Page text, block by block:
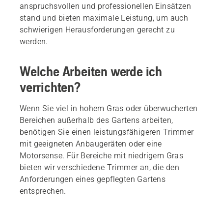
anspruchsvollen und professionellen Einsätzen
stand und bieten maximale Leistung, um auch
schwierigen Herausforderungen gerecht zu
werden.
Welche Arbeiten werde ich
verrichten?
Wenn Sie viel in hohem Gras oder überwucherten
Bereichen außerhalb des Gartens arbeiten,
benötigen Sie einen leistungsfähigeren Trimmer
mit geeigneten Anbaugeräten oder eine
Motorsense. Für Bereiche mit niedrigem Gras
bieten wir verschiedene Trimmer an, die den
Anforderungen eines gepflegten Gartens
entsprechen.